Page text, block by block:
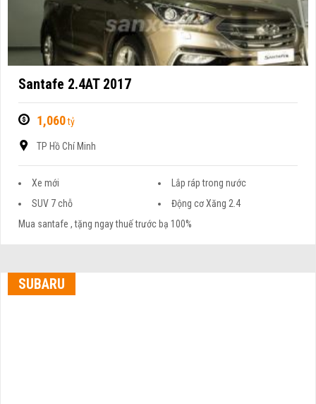
Santafe 2.4AT 2017
1,060tỷ
TP Hồ Chí Minh
Xe mới
Lắp ráp trong nước
SUV 7 chỗ
Động cơ Xăng 2.4
Mua santafe , tặng ngay thuế trước bạ 100%
SUBARU